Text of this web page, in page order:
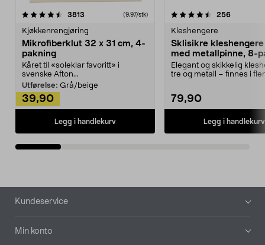
3813 anmeldelser(9,97/stk)
Kjøkkenrengjøring
Mikrofiberklut 32 x 31 cm, 4-
pakning
Kåret til «soleklar favoritt» i
svenske Afton...
Utførelse: Grå/beige
39,90
Legg i handlekurv
4.5av 5 stjerner 256
Kleshengere
Sklisikre
med metallpinne, 8-
Elegant og skikkelig
tre og metall – finnes i
79,90
Legg i handlekurv
4.5av 5 stjerner
Bunntekst
Kundeservice
Min konto